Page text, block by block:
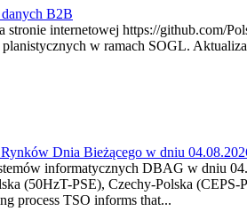
B2B
internetowej https://github.com/
w ramach SOGL.
Dnia Bieżącego w dniu
informatycznych DBAG w dniu
(50HzT-PSE), Czechy-Polska
process TSO informs that...